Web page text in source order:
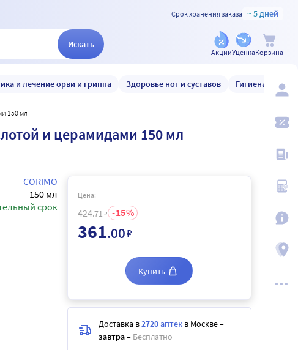
Срок хранения заказа ~ 5 дней
Искать
АкцииУценкаКорзина
и лечение орви и гриппа Здоровье ног и суставов Гигиена и уход
150 мл
и церамидами 150 мл
CORIMO
150 мл
срок
Цена:
424.71 ₽ 15
361.00₽
Купить
Доставка в2720 аптек в Москве–
завтра– Бесплатно